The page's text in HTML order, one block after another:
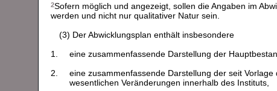
2Sofern möglich und angezeigt, sollen die Angaben im
werden und nicht nur qualitativer Natur sein.
(3) Der Abwicklungsplan enthält insbesondere
1.
eine zusammenfassende Darstellung der
2.
eine zusammenfassende Darstellung der seit
wesentlichen Veränderungen innerhalb des Instituts,